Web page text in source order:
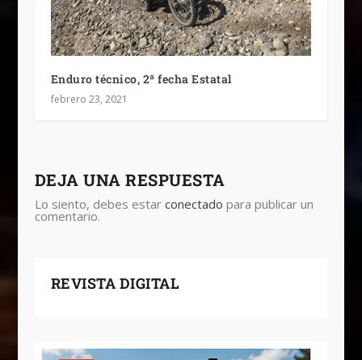
Enduro técnico, 2ª fecha Estatal
febrero 23, 2021
DEJA UNA RESPUESTA
Lo siento, debes estar conectado para publicar un
comentario.
REVISTA DIGITAL